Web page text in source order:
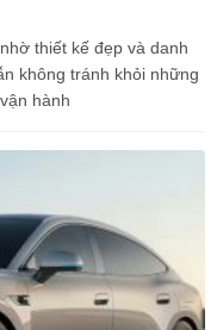
thiết kế đẹp và danh
không tránh khỏi những
hành